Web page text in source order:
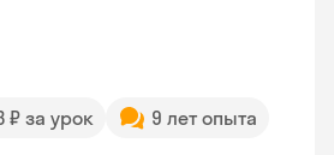
₽ за урок 9 лет опыта